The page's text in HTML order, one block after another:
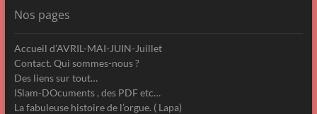
Nos pages
Accueil d’AVRIL-MAI-JUIN-Juillet
Contact. Qui sommes-nous ?
Des liens sur tout…
ISlam-DOcuments , des PDF etc…
La fabuleuse histoire de l’orgue. ( Lapa)